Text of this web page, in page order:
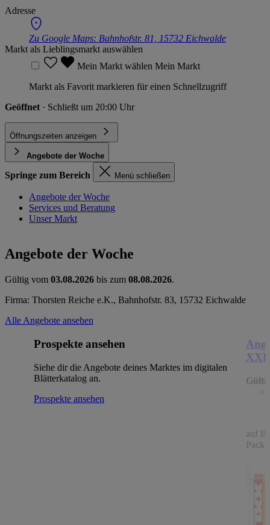
Adresse
Zu Google Maps: Bahnhofstr. 81, 15732 Eichwalde
Markt als Lieblingsmarkt auswählen
Mein Markt wählen Mein Markt
Markt als Favorit markieren für einen Schnellzugriff
Geöffnet · Schließt um 20:00 Uhr
Öffnungszeiten anzeigen
Angebote der Woche
Springe zum Bereich Menü schließen
Angebote der Woche
Services und Beratung
Unser Markt
Angebote der Woche
Gültig vom 03.08.2026 bis zum 08.08.2026.
Firma: Thorsten Reiche e.K., Bahnhofstr. 83, 15732 Eichwalde
Alle Angebote ansehen
Prospekte ansehen
Siehe dir die Angebote deines Marktes im digitalen
Blätterkatalog an.
Prospekte ansehen
XXL
auf